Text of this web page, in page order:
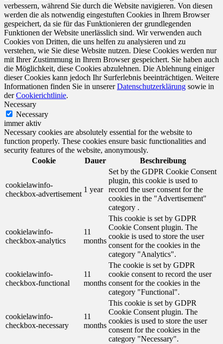
verbessern, während Sie durch die Website navigieren. Von diesen
werden die als notwendig eingestuften Cookies in Ihrem Browser
gespeichert, da sie für das Funktionieren der grundlegenden
Funktionen der Website unerlässlich sind. Wir verwenden auch
Cookies von Dritten, die uns helfen zu analysieren und zu
verstehen, wie Sie diese Website nutzen. Diese Cookies werden nur
mit Ihrer Zustimmung in Ihrem Browser gespeichert. Sie haben auch
die Möglichkeit, diese Cookies abzulehnen. Die Ablehnung einiger
dieser Cookies kann jedoch Ihr Surferlebnis beeinträchtigen. Weitere
Informationen finden Sie in unsererDatenschutzerklärung sowie in
derCookierichtlinie.
Necessary
Necessary
immer aktiv
Necessary cookies are absolutely essential for the website to
function properly. These cookies ensure basic functionalities and
security features of the website, anonymously.
Cookie
Dauer Beschreibung
cookielawinfo-
checkbox-advertisement
1 year
Set by the GDPR Cookie Consent
plugin, this cookie is used to
record the user consent for the
cookies in the "Advertisement"
category .
cookielawinfo-
checkbox-analytics
11
months
This cookie is set by GDPR
Cookie Consent plugin. The
cookie is used to store the user
consent for the cookies in the
category "Analytics".
cookielawinfo-
checkbox-functional
11
months
The cookie is set by GDPR
cookie consent to record the user
consent for the cookies in the
category "Functional".
cookielawinfo-
checkbox-necessary
11
months
This cookie is set by GDPR
Cookie Consent plugin. The
cookies is used to store the user
consent for the cookies in the
category "Necessary".